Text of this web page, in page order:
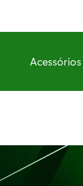
Acessórios